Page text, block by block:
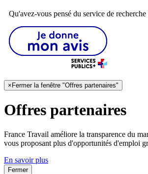
Qu'avez-vous pensé du service de
× Fermer la fenêtre "Offres partenaires"
Offres partenaires
France Travail améliore la transparence du
vous proposant plus d'opportunités d'emploi
En savoir plus
Fermer